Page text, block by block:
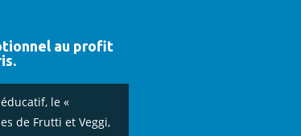
au profit
le «
de Frutti et Veggi,